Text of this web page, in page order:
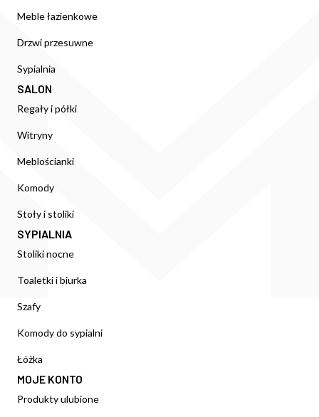
Meble łazienkowe
Drzwi przesuwne
Sypialnia
SALON
Regały i półki
Witryny
Meblościanki
Komody
Stoły i stoliki
SYPIALNIA
Stoliki nocne
Toaletki i biurka
Szafy
Komody do sypialni
Łóżka
MOJE KONTO
Produkty ulubione